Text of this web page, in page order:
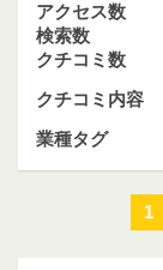
アクセス数
検索数
クチコミ数
クチコミ内容
業種タグ
1